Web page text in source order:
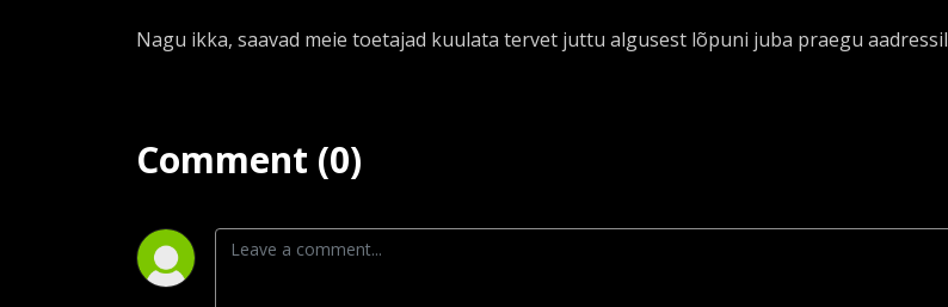
Nagu ikka, saavad meie toetajad kuulata tervet juttu algusest lõpuni juba praegu aadressil
Comment (0)